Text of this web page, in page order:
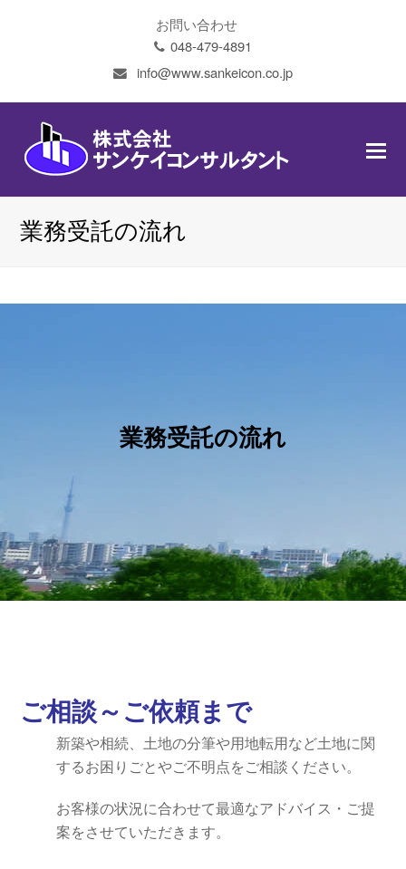
お問い合わせ
048-479-4891
info@www.sankeicon.co.jp
業務受託の流れ
業務受託の流れ
ご相談～ご依頼まで
新築や相続、土地の分筆や用地転用など土地に関
するお困りごとやご不明点をご相談ください。
お客様の状況に合わせて最適なアドバイス・ご提
案をさせていただきます。